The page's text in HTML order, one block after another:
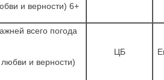
и верности) 6+
всего погода
и верности)
ЦБ